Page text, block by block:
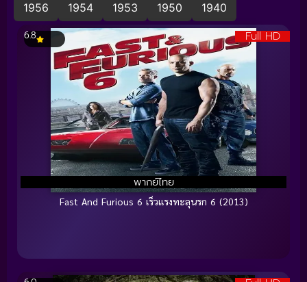
1956
1954 1953 1950 1940
Full HD
พากย์ไทย
6.8
Fast And Furious 6 เร็วแรงทะลุนรก 6 (2013)